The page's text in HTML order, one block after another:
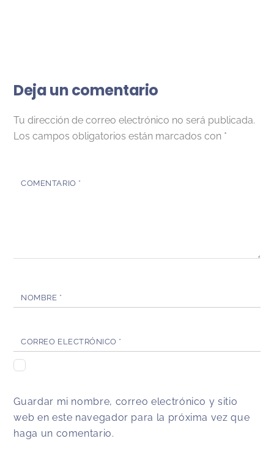
Deja un comentario
Tu dirección de correo electrónico no será publicada.
Los campos obligatorios están marcados con *
COMENTARIO *
NOMBRE *
CORREO ELECTRÓNICO *
Guardar mi nombre, correo electrónico y sitio
web en este navegador para la próxima vez que
haga un comentario.